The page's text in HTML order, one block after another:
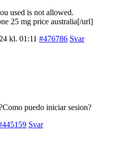
used is not allowed.
25 mg price australia[/url]
kl. 01:11 #476786 Svar
puedo iniciar sesion?
Svar